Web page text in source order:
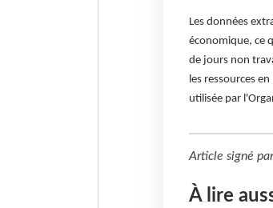
Les données
économique, ce
de jours non
les ressources
utilisée par
Article signé
À lire